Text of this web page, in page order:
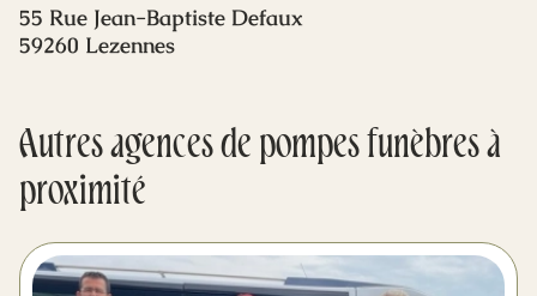
55 Rue Jean-Baptiste Defaux
59260 Lezennes
Autres agences de pompes funèbres à
proximité